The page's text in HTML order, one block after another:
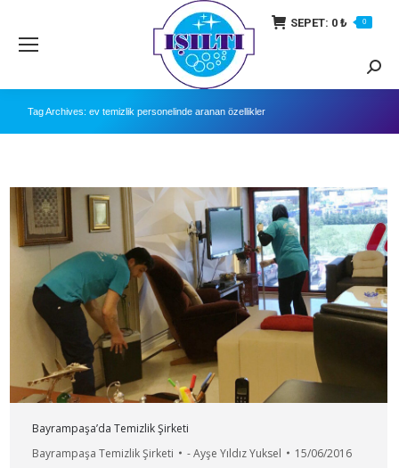
SEPET: 0 ₺ 0
Tag Archives:ev temizlik personelinde aranan özellikler
Bayrampaşa’da Temizlik Şirketi
Bayrampaşa Temizlik Şirketi
-Ayşe Yıldız Yuksel 15/06/2016